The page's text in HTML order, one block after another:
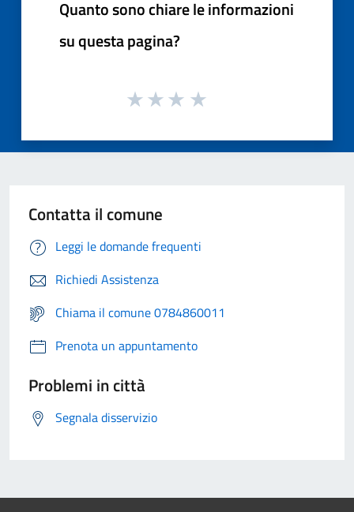
Quanto sono chiare le informazioni
su questa pagina?
Contatta il comune
Leggi le domande frequenti
Richiedi Assistenza
Chiama il comune 0784860011
Prenota un appuntamento
Problemi in città
Segnala disservizio